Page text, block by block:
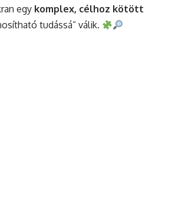
egy komplex, célhoz kötött
tudássá” válik.